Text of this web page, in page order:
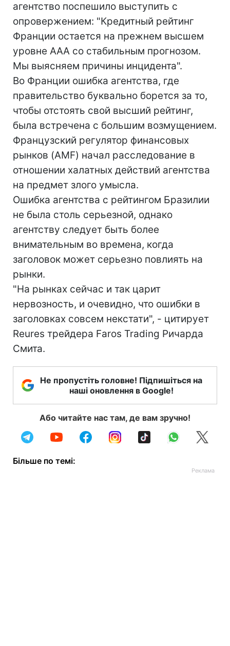
агентство поспешило выступить с
опровержением: "Кредитный рейтинг
Франции остается на прежнем высшем
уровне ААА со стабильным прогнозом.
Мы выясняем причины инцидента".
Во Франции ошибка агентства, где
правительство буквально борется за то,
чтобы отстоять свой высший рейтинг,
была встречена с большим возмущением.
Французский регулятор финансовых
рынков (AMF) начал расследование в
отношении халатных действий агентства
на предмет злого умысла.
Ошибка агентства с рейтингом Бразилии
не была столь серьезной, однако
агентству следует быть более
внимательным во времена, когда
заголовок может серьезно повлиять на
рынки.
"На рынках сейчас и так царит
нервозность, и очевидно, что ошибки в
заголовках совсем некстати", - цитирует
Reures трейдера Faros Trading Ричарда
Смита.
Не пропустіть головне! Підпишіться на
наші оновлення в Google!
Або читайте нас там, де вам зручно!
Більше по темі: